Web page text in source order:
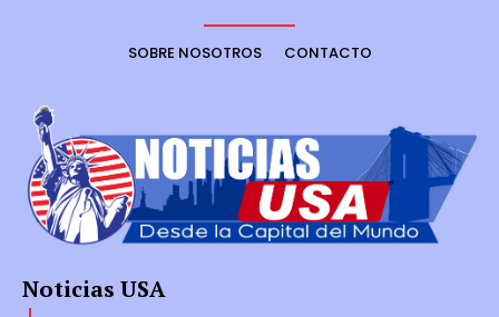
SOBRE NOSOTROS CONTACTO
Noticias USA